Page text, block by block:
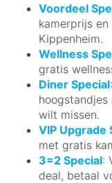
Voordeel
kamerprijs
Kippenheim.
Wellness
gratis
Diner Special
wilt missen.
VIP Upgrade
met gratis
3=2 Special:
deal, betaal